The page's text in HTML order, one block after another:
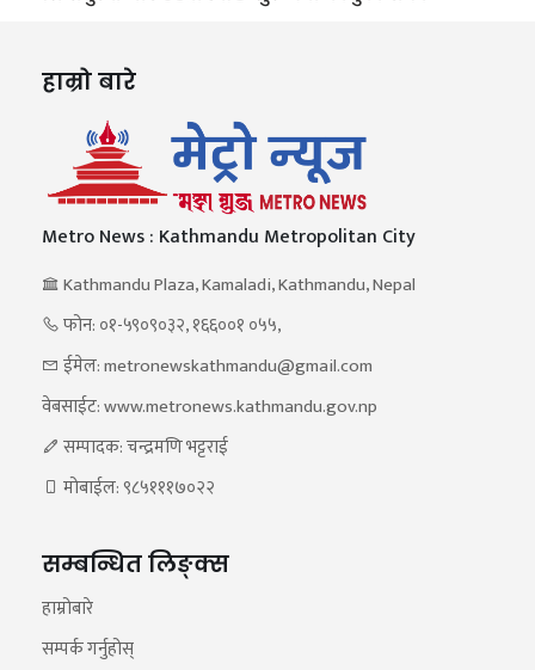
हाम्रो बारे
Metro News : Kathmandu Metropolitan City
Kathmandu Plaza, Kamaladi, Kathmandu, Nepal
फोन: ०१-५९०९०३२, १६६००१ ०५५,
ईमेल: metronewskathmandu@gmail.com
वेबसाईट: www.metronews.kathmandu.gov.np
सम्पादक: चन्द्रमणि भट्टराई
मोबाईल: ९८५१११७०२२
सम्बन्धित लिङ्क्स
हाम्रोबारे
सम्पर्क गर्नुहोस्